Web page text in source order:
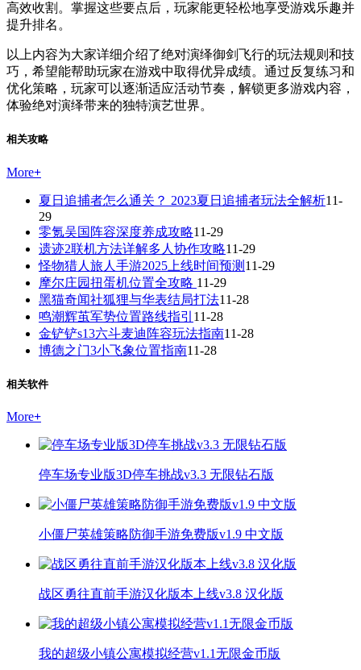
高效收割。掌握这些要点后，玩家能更轻松地享受游戏乐趣并
提升排名。
以上内容为大家详细介绍了绝对演绎御剑飞行的玩法规则和技
巧，希望能帮助玩家在游戏中取得优异成绩。通过反复练习和
优化策略，玩家可以逐渐适应活动节奏，解锁更多游戏内容，
体验绝对演绎带来的独特演艺世界。
相关攻略
More+
夏日追捕者怎么通关？ 2023夏日追捕者玩法全解析11-
29
零氪吴国阵容深度养成攻略11-29
遗迹2联机方法详解多人协作攻略11-29
怪物猎人旅人手游2025上线时间预测 11-29
摩尔庄园扭蛋机位置全攻略 11-29
黑猫奇闻社狐狸与华表结局打法11-28
鸣潮辉茧军势位置路线指引 11-28
金铲铲s13六斗麦迪阵容玩法指南11-28
博德之门3小飞象位置指南11-28
相关软件
More+
停车场专业版3D停车挑战v3.3 无限钻石版
小僵尸英雄策略防御手游免费版v1.9 中文版
战区勇往直前手游汉化版本上线v3.8 汉化版
我的超级小镇公寓模拟经营v1.1无限金币版